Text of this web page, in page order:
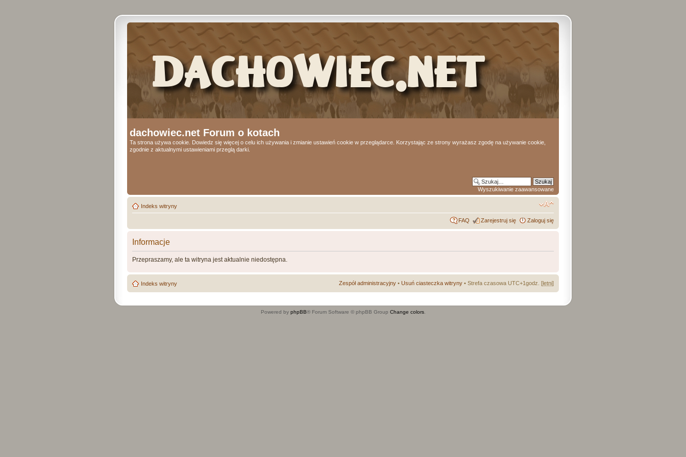
dachowiec.net Forum o kotach
Ta strona używa cookie. Dowiedz się więcej o celu ich używania i zmianie ustawień cookie w przeglądarce. Korzystając ze strony wyrażasz zgodę na używanie cookie,
zgodnie z aktualnymi ustawieniami przeglą darki.
Wyszukiwanie zaawansowane
Indeks witryny
FAQ Zarejestruj się Zaloguj się
Informacje
Przepraszamy, ale ta witryna jest aktualnie niedostępna.
Indeks witryny Zespół administracyjny • Usuń ciasteczka witryny • Strefa czasowa UTC+1godz. [letni]
Powered by phpBB® Forum Software © phpBB Group Change colors.